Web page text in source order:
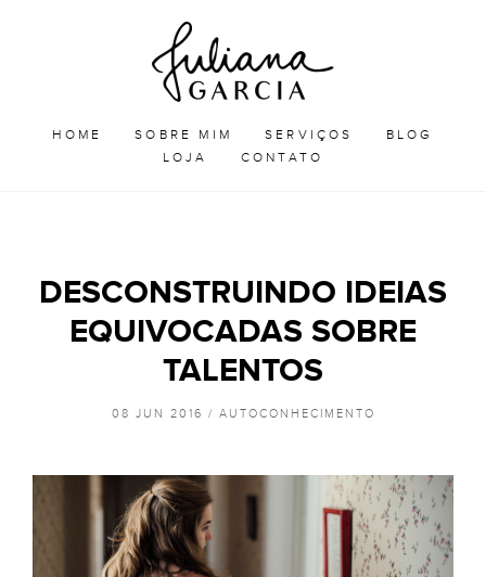
HOME SOBRE MIM SERVIÇOS
BLOG
LOJA
CONTATO
DESCONSTRUINDO IDEIAS
EQUIVOCADAS SOBRE
TALENTOS
08 JUN 2016 / AUTOCONHECIMENTO